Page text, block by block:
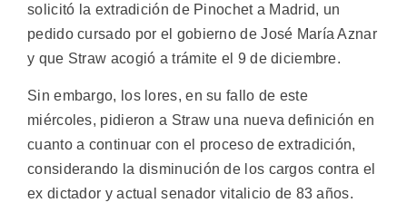
solicitó la extradición de Pinochet a Madrid, un
pedido cursado por el gobierno de José María Aznar
y que Straw acogió a trámite el 9 de diciembre.
Sin embargo, los lores, en su fallo de este
miércoles, pidieron a Straw una nueva definición en
cuanto a continuar con el proceso de extradición,
considerando la disminución de los cargos contra el
ex dictador y actual senador vitalicio de 83 años.